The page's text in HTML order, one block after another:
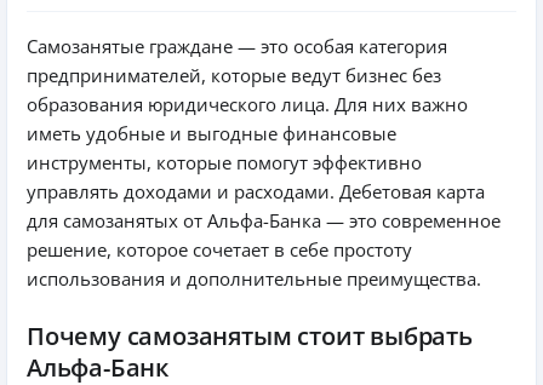
Самозанятые граждане — это особая категория
предпринимателей, которые ведут бизнес без
образования юридического лица. Для них важно
иметь удобные и выгодные финансовые
инструменты, которые помогут эффективно
управлять доходами и расходами. Дебетовая карта
для самозанятых от Альфа-Банка — это современное
решение, которое сочетает в себе простоту
использования и дополнительные преимущества.
Почему самозанятым стоит выбрать
Альфа-Банк